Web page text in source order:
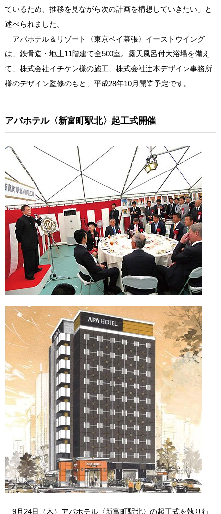
ているため、推移を見ながら次の計画を構想していきたい」と
述べられました。
アパホテル＆リゾート〈東京ベイ幕張〉イーストウイング
は、鉄骨造・地上11階建て全500室。露天風呂付大浴場を備え
て、株式会社イチケン様の施工、株式会社辻本デザイン事務所
様のデザイン監修のもと、平成28年10月開業予定です。
アパホテル〈新富町駅北〉起工式開催
9月24日（木）アパホテル〈新富町駅北〉の起工式を執り行